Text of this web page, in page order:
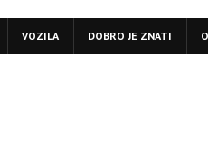
VOZILA DOBRO JE ZNATI